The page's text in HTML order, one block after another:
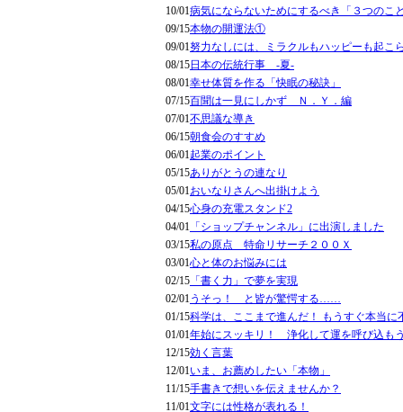
10/01病気にならないためにするべき「３つのこ
09/15本物の開運法①
09/01努力なしには、ミラクルもハッピーも起こ
08/15日本の伝統行事 -夏-
08/01幸せ体質を作る「快眠の秘訣」
07/15百聞は一見にしかず Ｎ．Ｙ．編
07/01不思議な導き
06/15朝食会のすすめ
06/01起業のポイント
05/15ありがとうの連なり
05/01おいなりさんへ出掛けよう
04/15心身の充電スタンド2
04/01 「ショップチャンネル」に出演しました
03/15私の原点 特命リサーチ２００Ｘ
03/01心と体のお悩みには
02/15 「書く力」で夢を実現
02/01うそっ！ と皆が驚愕する……
01/15科学は、ここまで進んだ！ もうすぐ本当に
01/01年始にスッキリ！ 浄化して運を呼び込も
12/15効く言葉
12/01いま、お薦めしたい「本物」
11/15手書きで想いを伝えませんか？
11/01文字には性格が表れる！